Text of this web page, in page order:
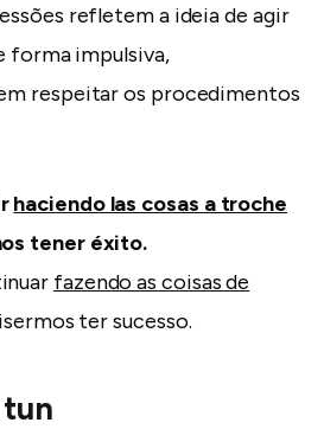
refletem a ideia de agir
forma impulsiva,
respeitar os procedimentos
haciendo las cosas a troche
tener éxito.
fazendo as coisas de
ter sucesso.